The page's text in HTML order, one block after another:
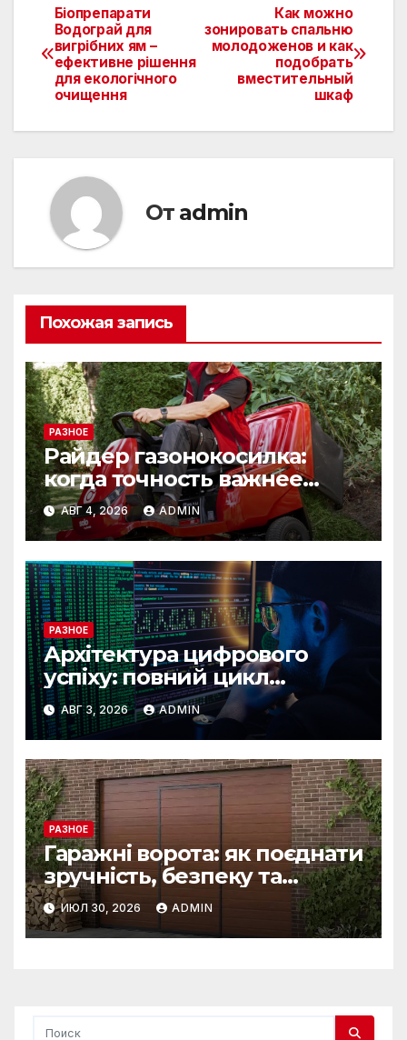
Навигация
по
записям
Как можно
зонировать спальню
молодоженов и как
подобрать
вместительный
шкаф
Біопрепарати
Водограй для
вигрібних ям –
ефективне рішення
для екологічного
очищення
От admin
Похожая запись
РАЗНОЕ
Райдер газонокосилка:
когда точность важнее
скорости
АВГ 4, 2026 ADMIN
РАЗНОЕ
Архітектура цифрового
успіху: повний цикл
розробки від IST Group
АВГ 3, 2026 ADMIN
РАЗНОЕ
Гаражні ворота: як поєднати
зручність, безпеку та
довговічність
ИЮЛ 30, 2026 ADMIN